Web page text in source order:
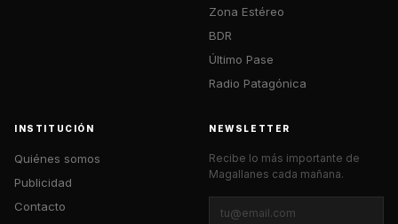
Zona Estéreo
BDR
Último Pase
Radio Patagónica
INSTITUCIÓN
Quiénes somos
Publicidad
Contacto
NEWSLETTER
Recibe lo más importante de
Magallanes cada mañana.